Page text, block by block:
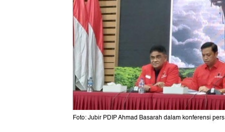
Foto: Jubir PDIP Ahmad Basarah dalam konferensi